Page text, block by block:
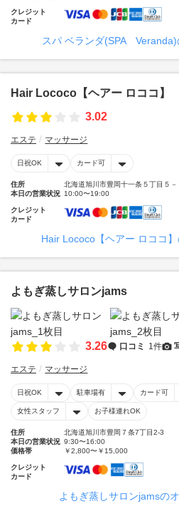
クレジット
カード
スパ ベランダ(SPA Veranda)
Hair Lococo【ヘアー ロココ】
3.02
エステ マッサージ
日祝OK カード可
住所
北海道旭川市豊岡十一条５丁目５－
本日の営業状況 10:00〜19:00
クレジット
カード
Hair Lococo【ヘアー ロココ
よもぎ蒸しサロンjams
3.26 口コミ 1件
エステ マッサージ
日祝OK 駐車場有 カード可
女性スタッフ お子様連れOK
住所
北海道旭川市豊岡７条7丁目2-3
本日の営業状況 9:30〜16:00
価格帯
￥2,800〜￥15,000
クレジット
カード
よもぎ蒸しサロンjamsの